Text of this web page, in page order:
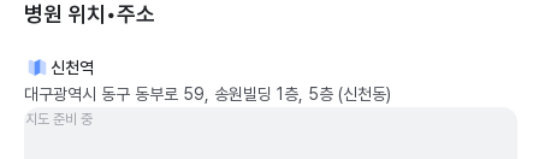
병원 위치•주소
신천역
대구광역시 동구 동부로 59, 송원빌딩 1층, 5층 (신천동)
지도 준비 중